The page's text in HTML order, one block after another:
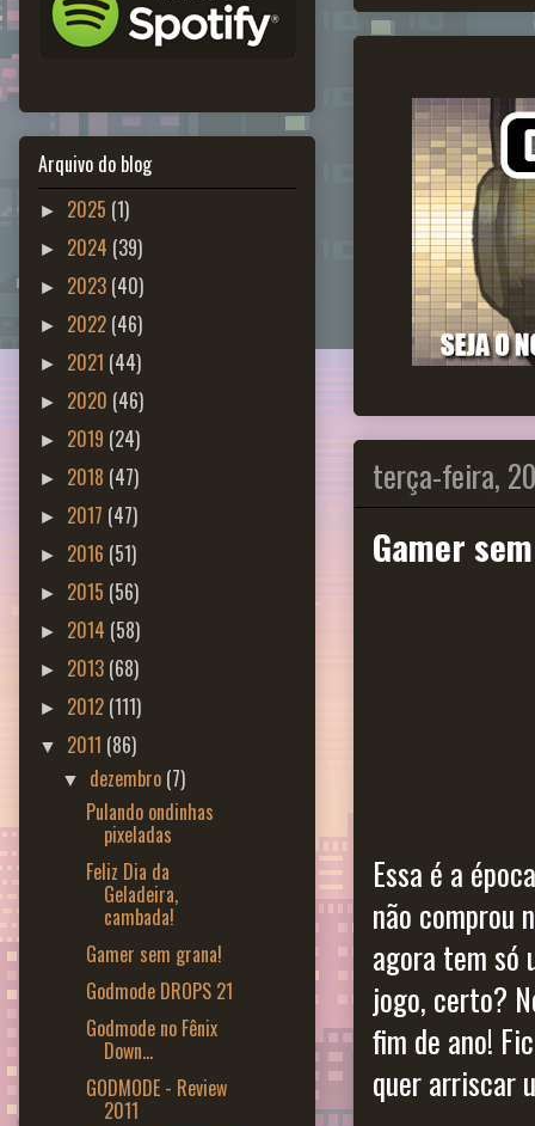
terça-feira,
Gamer
Essa é a
não comprou
agora tem só
jogo, certo?
fim de ano!
quer arriscar
Arquivo do blog
► 2025 (1)
► 2024 (39)
► 2023 (40)
► 2022 (46)
► 2021 (44)
► 2020 (46)
► 2019 (24)
► 2018 (47)
► 2017 (47)
► 2016 (51)
► 2015 (56)
► 2014 (58)
► 2013 (68)
► 2012 (111)
▼ 2011 (86)
▼ dezembro (7)
Pulando ondinhas
pixeladas
Feliz Dia da
Geladeira,
cambada!
Gamer sem grana!
Godmode DROPS 21
Godmode no Fênix
Down...
GODMODE - Review
2011